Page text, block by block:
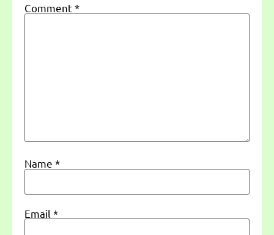
Comment*
Name *
Email *